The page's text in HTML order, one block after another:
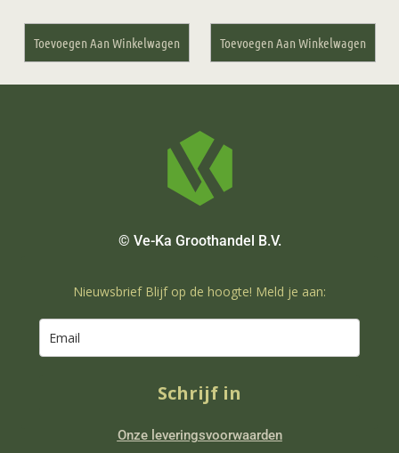
Toevoegen Aan Winkelwagen Toevoegen Aan Winkelwagen
© Ve-Ka Groothandel B.V.
Nieuwsbrief Blijf op de hoogte! Meld je aan:
Schrijf in
Onze leveringsvoorwaarden